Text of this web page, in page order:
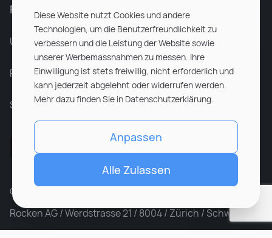
Für Unternehmen
Unsere Dienstleistungen
Partnerunternehmen
Sitemap
© ROCKEN 2026. All rights reserved
Rocken AG / Werdstrasse 21 / 8004 / Zürich / Schweiz
Diese Website nutzt Cookies und andere
Technologien, um die Benutzerfreundlichkeit zu
verbessern und die Leistung der Website sowie
unserer Werbemassnahmen zu messen. Ihre
Einwilligung ist stets freiwillig, nicht erforderlich und
kann jederzeit abgelehnt oder widerrufen werden.
Mehr dazu finden Sie in Datenschutzerklärung.
Anpassen
Alle Zulassen